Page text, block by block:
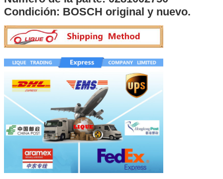
Condición: BOSCH original y nuevo.